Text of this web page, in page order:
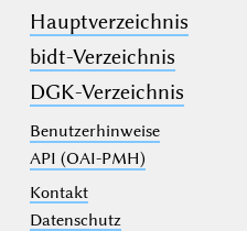
Hauptverzeichnis
bidt-Verzeichnis
DGK-Verzeichnis
Benutzerhinweise
API (OAI-PMH)
Kontakt
Datenschutz